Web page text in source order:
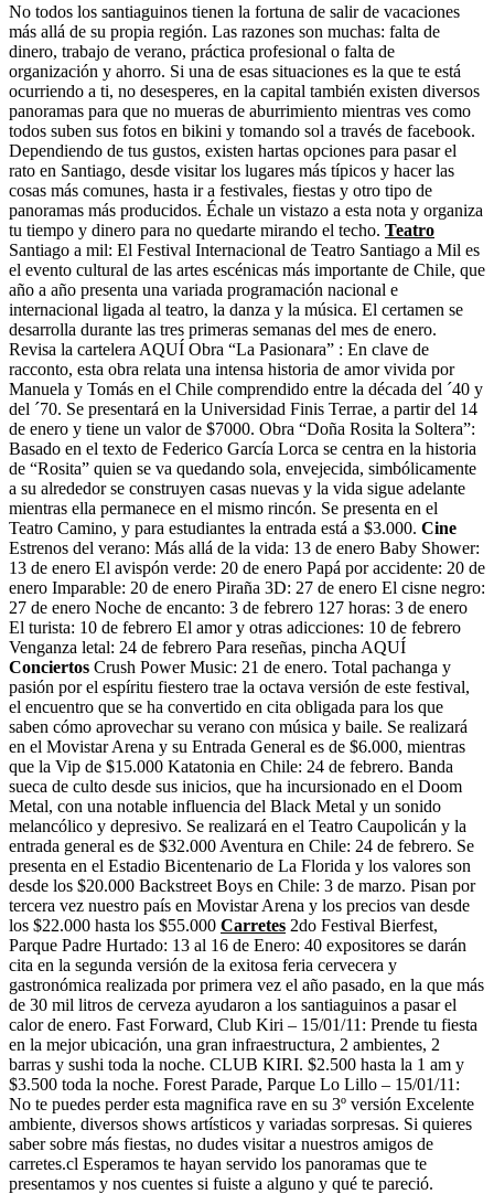
No todos los santiaguinos tienen la fortuna de salir de vacaciones
más allá de su propia región. Las razones son muchas: falta de
dinero, trabajo de verano, práctica profesional o falta de
organización y ahorro. Si una de esas situaciones es la que te está
ocurriendo a ti, no desesperes, en la capital también existen diversos
panoramas para que no mueras de aburrimiento mientras ves como
todos suben sus fotos en bikini y tomando sol a través de facebook.
Dependiendo de tus gustos, existen hartas opciones para pasar el
rato en Santiago, desde visitar los lugares más típicos y hacer las
cosas más comunes, hasta ir a festivales, fiestas y otro tipo de
panoramas más producidos. Échale un vistazo a esta nota y organiza
tu tiempo y dinero para no quedarte mirando el techo. Teatro
Santiago a mil: El Festival Internacional de Teatro Santiago a Mil es
el evento cultural de las artes escénicas más importante de Chile, que
año a año presenta una variada programación nacional e
internacional ligada al teatro, la danza y la música. El certamen se
desarrolla durante las tres primeras semanas del mes de enero.
Revisa la cartelera AQUÍ Obra “La Pasionara” : En clave de
racconto, esta obra relata una intensa historia de amor vivida por
Manuela y Tomás en el Chile comprendido entre la década del ´40 y
del ´70. Se presentará en la Universidad Finis Terrae, a partir del 14
de enero y tiene un valor de $7000. Obra “Doña Rosita la Soltera”:
Basado en el texto de Federico García Lorca se centra en la historia
de “Rosita” quien se va quedando sola, envejecida, simbólicamente
a su alrededor se construyen casas nuevas y la vida sigue adelante
mientras ella permanece en el mismo rincón. Se presenta en el
Teatro Camino, y para estudiantes la entrada está a $3.000. Cine
Estrenos del verano: Más allá de la vida: 13 de enero Baby Shower:
13 de enero El avispón verde: 20 de enero Papá por accidente: 20 de
enero Imparable: 20 de enero Piraña 3D: 27 de enero El cisne negro:
27 de enero Noche de encanto: 3 de febrero 127 horas: 3 de enero
El turista: 10 de febrero El amor y otras adicciones: 10 de febrero
Venganza letal: 24 de febrero Para reseñas, pincha AQUÍ
Conciertos Crush Power Music: 21 de enero. Total pachanga y
pasión por el espíritu fiestero trae la octava versión de este festival,
el encuentro que se ha convertido en cita obligada para los que
saben cómo aprovechar su verano con música y baile. Se realizará
en el Movistar Arena y su Entrada General es de $6.000, mientras
que la Vip de $15.000 Katatonia en Chile: 24 de febrero. Banda
sueca de culto desde sus inicios, que ha incursionado en el Doom
Metal, con una notable influencia del Black Metal y un sonido
melancólico y depresivo. Se realizará en el Teatro Caupolicán y la
entrada general es de $32.000 Aventura en Chile: 24 de febrero. Se
presenta en el Estadio Bicentenario de La Florida y los valores son
desde los $20.000 Backstreet Boys en Chile: 3 de marzo. Pisan por
tercera vez nuestro país en Movistar Arena y los precios van desde
los $22.000 hasta los $55.000 Carretes 2do Festival Bierfest,
Parque Padre Hurtado: 13 al 16 de Enero: 40 expositores se darán
cita en la segunda versión de la exitosa feria cervecera y
gastronómica realizada por primera vez el año pasado, en la que más
de 30 mil litros de cerveza ayudaron a los santiaguinos a pasar el
calor de enero. Fast Forward, Club Kiri – 15/01/11: Prende tu fiesta
en la mejor ubicación, una gran infraestructura, 2 ambientes, 2
barras y sushi toda la noche. CLUB KIRI. $2.500 hasta la 1 am y
$3.500 toda la noche. Forest Parade, Parque Lo Lillo – 15/01/11:
No te puedes perder esta magnifica rave en su 3º versión Excelente
ambiente, diversos shows artísticos y variadas sorpresas. Si quieres
saber sobre más fiestas, no dudes visitar a nuestros amigos de
carretes.cl Esperamos te hayan servido los panoramas que te
presentamos y nos cuentes si fuiste a alguno y qué te pareció.